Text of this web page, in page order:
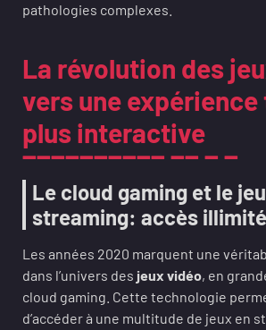
pathologies complexes.
La révolution des
vers une
plus interactive
Le cloud gaming et le
streaming: accès
Les années 2020 marquent une
dans l’univers des jeux vidéo, en
cloud gaming. Cette technologie
d’accéder à une multitude de jeux en